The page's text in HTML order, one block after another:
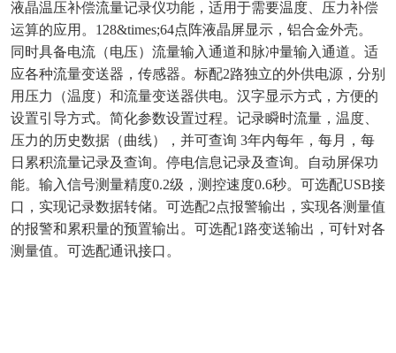
液晶温压补偿流量记录仪功能，适用于需要温度、压力补偿
运算的应用。128&times;64点阵液晶屏显示，铝合金外壳。
同时具备电流（电压）流量输入通道和脉冲量输入通道。适
应各种流量变送器，传感器。标配2路独立的外供电源，分别
用压力（温度）和流量变送器供电。汉字显示方式，方便的
设置引导方式。简化参数设置过程。记录瞬时流量，温度、
压力的历史数据（曲线），并可查询 3年内每年，每月，每
日累积流量记录及查询。停电信息记录及查询。自动屏保功
能。输入信号测量精度0.2级，测控速度0.6秒。可选配USB接
口，实现记录数据转储。可选配2点报警输出，实现各测量值
的报警和累积量的预置输出。可选配1路变送输出，可针对各
测量值。可选配通讯接口。